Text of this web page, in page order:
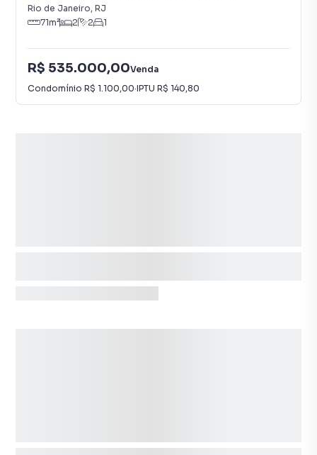
Rio de Janeiro, RJ
71m² 2 2 1
R$ 535.000,00Venda
Condomínio R$ 1.100,00·IPTU R$ 140,80